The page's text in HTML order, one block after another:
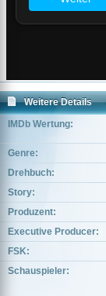
Weitere Details
IMDb Wertung:
Genre:
Drehbuch:
Story:
Produzent:
Executive Producer:
FSK:
Schauspieler: